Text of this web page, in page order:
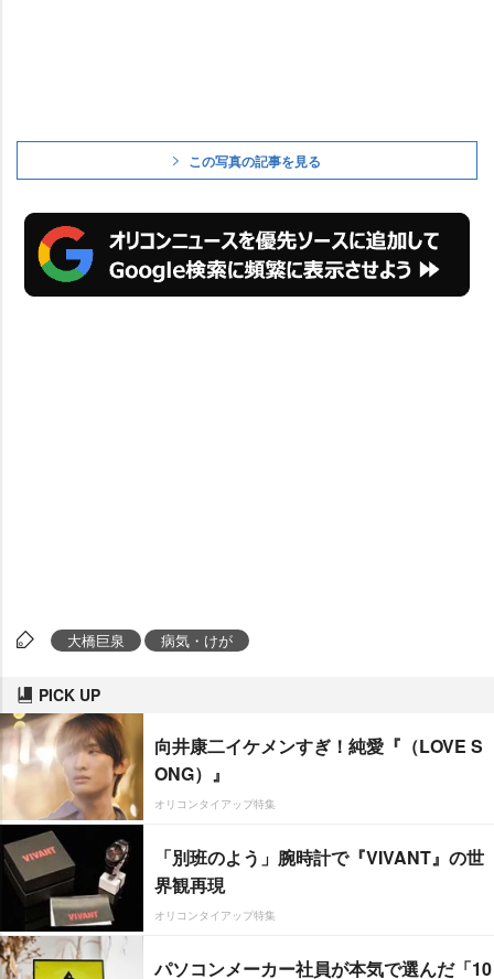
この写真の記事を見る
大橋巨泉 病気・けが
PICK UP
向井康二イケメンすぎ！純愛『（LOVE S
ONG）』
オリコンタイアップ特集
「別班のよう」腕時計で『VIVANT』の世
界観再現
オリコンタイアップ特集
パソコンメーカー社員が本気で選んだ「10